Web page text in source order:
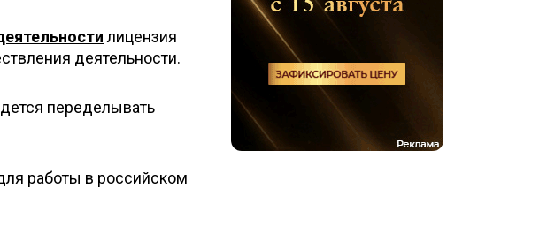
лицензия
деятельности.
переделывать
работы в российском